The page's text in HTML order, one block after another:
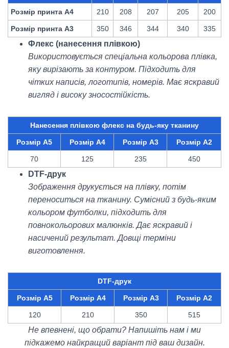
Розмір принта А4 210 208 207 205 200
Розмір принта А3 350 346 344 340 335
Флекс (нанесення плівкою)
Використовується спеціальна кольорова плівка,
яку вирізають за контуром. Підходить для
чітких написів, логотипів, номерів. Має яскравий
вигляд і високу зносостійкість.
Нанесення плівкою флекс на будь-яку тканину
Розмір А5 Розмір А4 Розмір А3 Розмір А2
70 125 235 450
DТF-друк
Зображення друкується на плівку, потім
переноситься на тканину. Сумісний з будь-яким
кольором футболки, підходить для
повнокольорових малюнків. Дає яскравий і
насичений результат. Довщі терміни
виготовлення.
DТF-друк
Розмір А5 Розмір А4 Розмір А3 Розмір А2
120 210 350 515
Не впевнені, що обрати? Напишіть нам і ми
підкажемо найкращий варіант під ваш дизайн.